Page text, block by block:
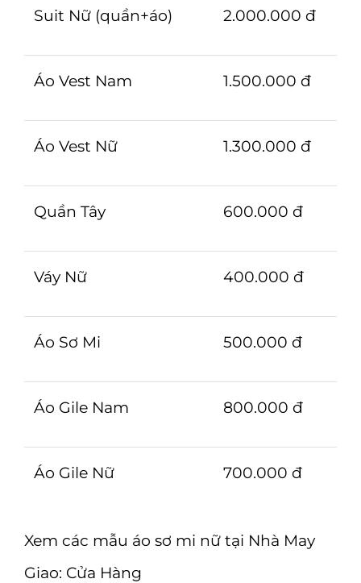
Suit Nữ (quần+áo) 2.000.000 đ
Áo Vest Nam 1.500.000 đ
Áo Vest Nữ 1.300.000 đ
Quần Tây 600.000 đ
Váy Nữ 400.000 đ
Áo Sơ Mi 500.000 đ
Áo Gile Nam 800.000 đ
Áo Gile Nữ 700.000 đ
Xem các mẫu áo sơ mi nữ tại Nhà May
Giao: Cửa Hàng